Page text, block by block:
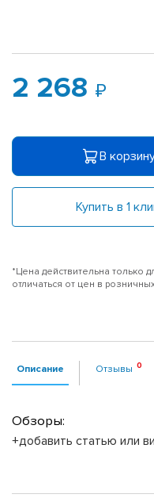
2 268
В
Купить в 1
*Цена действительна только
отличаться от цен в
Описание Отзывы
Обзоры:
+добавить статью или